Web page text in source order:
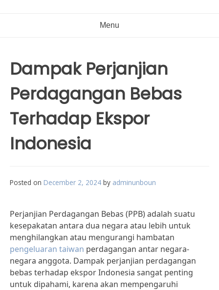
Menu
Dampak Perjanjian
Perdagangan Bebas
Terhadap Ekspor
Indonesia
Posted on December 2, 2024 by adminunboun
Perjanjian Perdagangan Bebas (PPB) adalah suatu
kesepakatan antara dua negara atau lebih untuk
menghilangkan atau mengurangi hambatan
pengeluaran taiwan perdagangan antar negara-
negara anggota. Dampak perjanjian perdagangan
bebas terhadap ekspor Indonesia sangat penting
untuk dipahami, karena akan mempengaruhi